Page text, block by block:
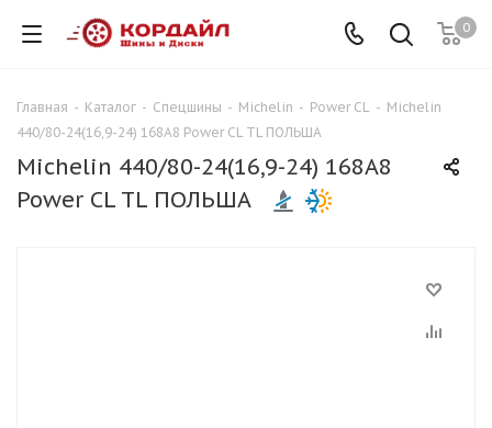
0
Главная - Каталог - Спецшины - Michelin - Power CL - Michelin
440/80-24(16,9-24) 168A8 Power CL TL ПОЛЬША
Michelin 440/80-24(16,9-24) 168A8
Power CL TL ПОЛЬША